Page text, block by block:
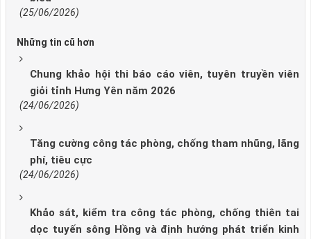
(25/06/2026)
Những tin cũ hơn
Chung khảo hội thi báo cáo viên, tuyên truyền viên
giỏi tỉnh Hưng Yên năm 2026
(24/06/2026)
Tăng cường công tác phòng, chống tham nhũng, lãng
phí, tiêu cực
(24/06/2026)
Khảo sát, kiểm tra công tác phòng, chống thiên tai
dọc tuyến sông Hồng và định hướng phát triển kinh